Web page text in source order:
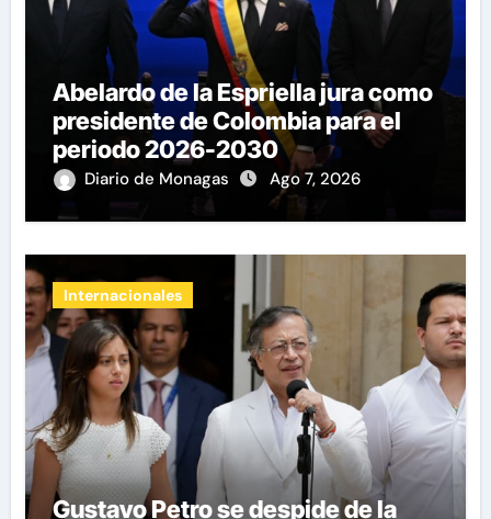
Abelardo de la Espriella jura como
presidente de Colombia para el
periodo 2026-2030
Diario de Monagas Ago 7, 2026
Internacionales
Gustavo Petro se despide de la